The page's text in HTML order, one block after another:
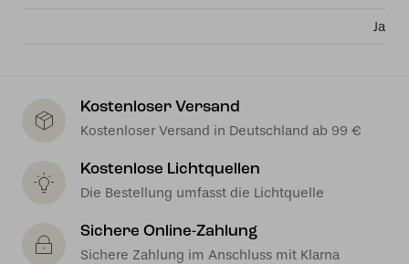
Ja
Kostenloser Versand
Kostenloser Versand in Deutschland ab 99 €
Kostenlose Lichtquellen
Die Bestellung umfasst die Lichtquelle
Sichere Online-Zahlung
Sichere Zahlung im Anschluss mit Klarna